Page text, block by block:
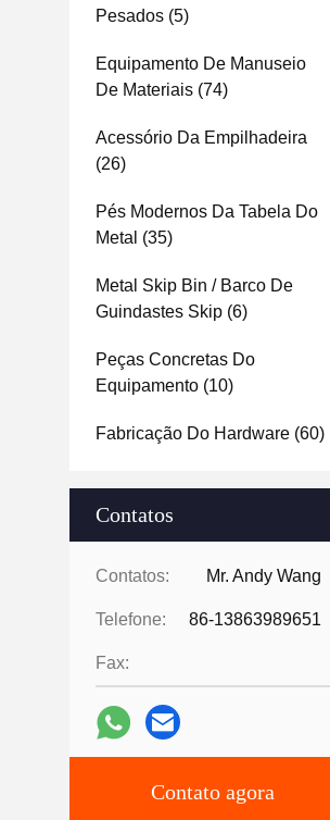
Pesados (5)
Equipamento De Manuseio
De Materiais (74)
Acessório Da Empilhadeira
(26)
Pés Modernos Da Tabela Do
Metal (35)
Metal Skip Bin / Barco De
Guindastes Skip (6)
Peças Concretas Do
Equipamento (10)
Fabricação Do Hardware (60)
Contatos
Contatos: Mr. Andy Wang
Telefone: 86-13863989651
Fax:
Contato agora